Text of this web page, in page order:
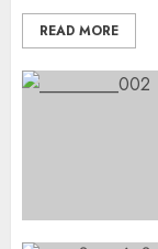
READ MORE